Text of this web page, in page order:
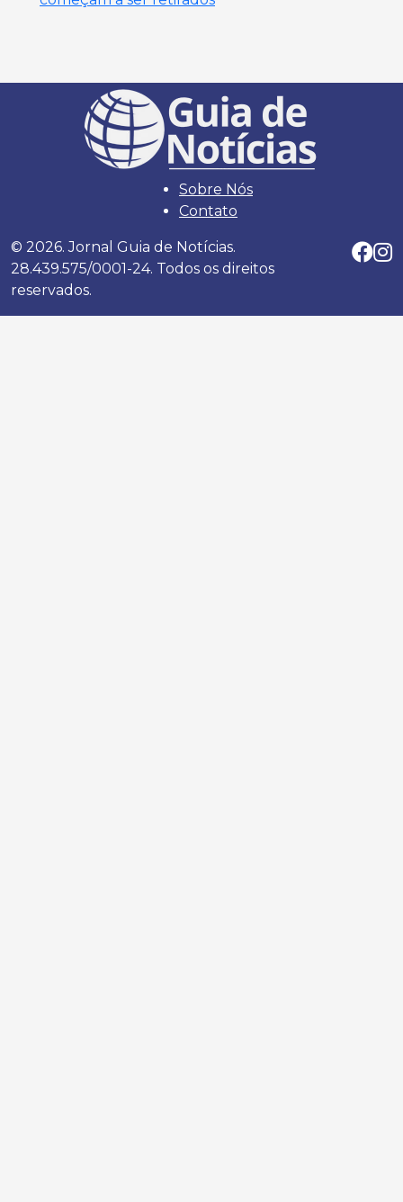
Sobre Nós
Contato
© 2026. Jornal Guia de Notícias.
28.439.575/0001-24. Todos os direitos
reservados.